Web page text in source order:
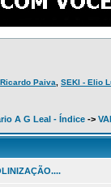
Ricardo Paiva SEKI - Elio
A G Leal - Índice ->